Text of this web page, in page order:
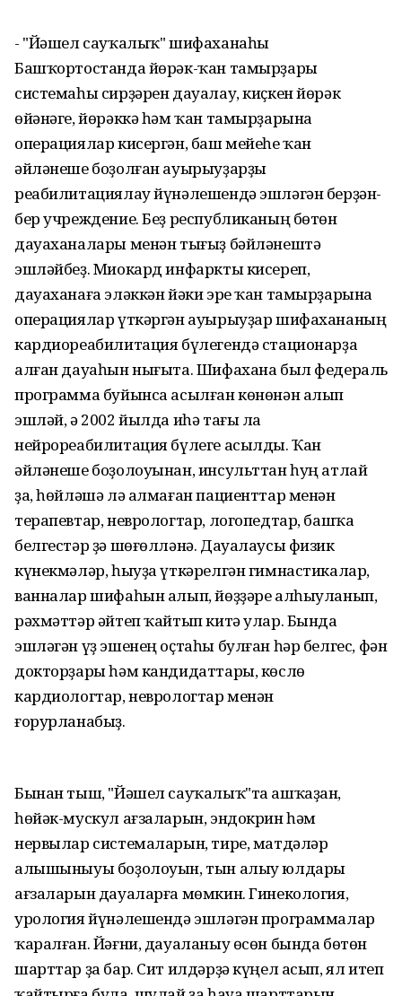
- "Йәшел сауҡалыҡ" шифаханаһы
Башҡортостанда йөрәк-ҡан тамырҙары
системаһы сирҙәрен дауалау, киҫкен йөрәк
өйәнәге, йөрәккә һәм ҡан тамырҙарына
операциялар кисергән, баш мейеһе ҡан
әйләнеше боҙолған ауырыуҙарҙы
реабилитациялау йүнәлешендә эшләгән берҙән-
бер учреждение. Беҙ республиканың бөтөн
дауаханалары менән тығыҙ бәйләнештә
эшләйбеҙ. Миокард инфаркты кисереп,
дауаханаға эләккән йәки эре ҡан тамырҙарына
операциялар үткәргән ауырыуҙар шифахананың
кардиореабилитация бүлегендә стационарҙа
алған дауаһын нығыта. Шифахана был федераль
программа буйынса асылған көнөнән алып
эшләй, ә 2002 йылда иһә тағы ла
нейрореабилитация бүлеге асылды. Ҡан
әйләнеше боҙолоуынан, инсульттан һуң атлай
ҙа, һөйләшә лә алмаған пациенттар менән
терапевтар, неврологтар, логопедтар, башҡа
белгестәр ҙә шөғөлләнә. Дауалаусы физик
күнекмәләр, һыуҙа үткәрелгән гимнастикалар,
ванналар шифаһын алып, йөҙҙәре алһыуланып,
рәхмәттәр әйтеп ҡайтып китә улар. Бында
эшләгән үҙ эшенең оҫтаһы булған һәр белгес, фән
докторҙары һәм кандидаттары, көслө
кардиологтар, неврологтар менән
ғорурланабыҙ.
Бынан тыш, "Йәшел сауҡалыҡ"та ашҡаҙан,
һөйәк-мускул ағзаларын, эндокрин һәм
нервылар системаларын, тире, матдәләр
алышыныуы боҙолоуын, тын алыу юлдары
ағзаларын дауаларға мөмкин. Гинекология,
урология йүнәлешендә эшләгән программалар
ҡаралған. Йәғни, дауаланыу өсөн бында бөтөн
шарттар ҙа бар. Сит илдәрҙә күңел асып, ял итеп